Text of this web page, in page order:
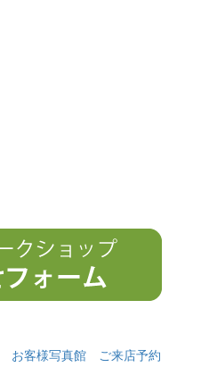
お客様写真館
ご来店予約